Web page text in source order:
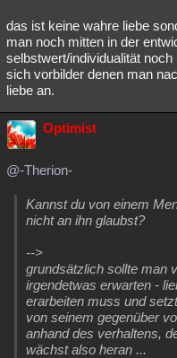
das ist keine wahre liebe
man noch mitten in der
selbstwert/individualität
sich vorbilder denen man
liebe an.
Optimist
@-Therion-
Kannst du von einem
nicht an ihn glaubst?
-->
grundsätzlich sollte man
irgendetwas erwarten -
erarbeiten muss und
von seinem gegenüber
anhand des verhaltens,
wächst also heran ...